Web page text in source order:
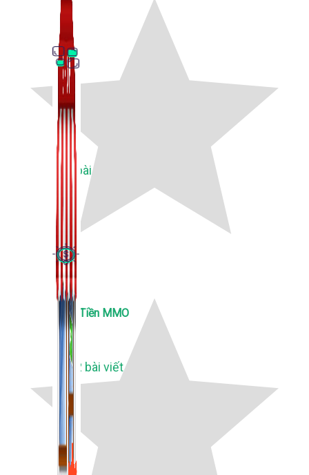
Thủ Thuật Facebook
536 bài viết
Kiếm Tiền MMO
1,422 bài viết